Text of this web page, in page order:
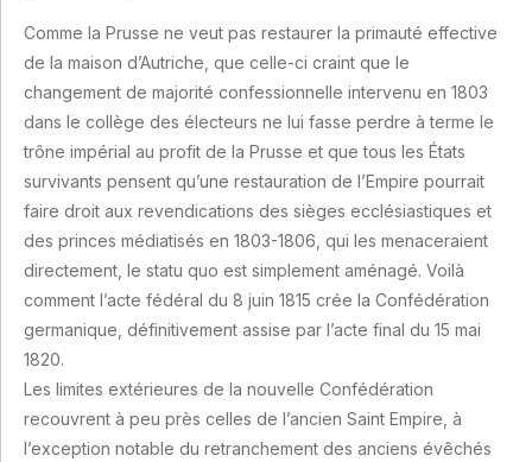
Comme la Prusse ne veut pas restaurer la primauté effective
de la maison d’Autriche, que celle-ci craint que le
changement de majorité confessionnelle intervenu en 1803
dans le collège des électeurs ne lui fasse perdre à terme le
trône impérial au profit de la Prusse et que tous les États
survivants pensent qu’une restauration de l’Empire pourrait
faire droit aux revendications des sièges ecclésiastiques et
des princes médiatisés en 1803-1806, qui les menaceraient
directement, le statu quo est simplement aménagé. Voilà
comment l’acte fédéral du 8 juin 1815 crée la Confédération
germanique, définitivement assise par l’acte final du 15 mai
1820.
Les limites extérieures de la nouvelle Confédération
recouvrent à peu près celles de l’ancien Saint Empire, à
l’exception notable du retranchement des anciens évêchés